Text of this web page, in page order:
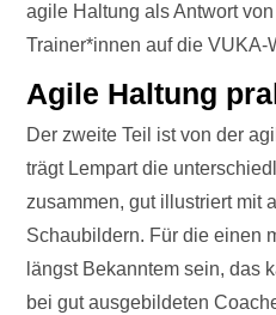
agile Haltung als Antwort
Trainer*innen auf die VUKA-
Agile Haltung
Der zweite Teil ist von der
trägt Lempart die
zusammen, gut illustriert mit
Schaubildern. Für die einen
längst Bekanntem sein, das
bei gut ausgebildeten